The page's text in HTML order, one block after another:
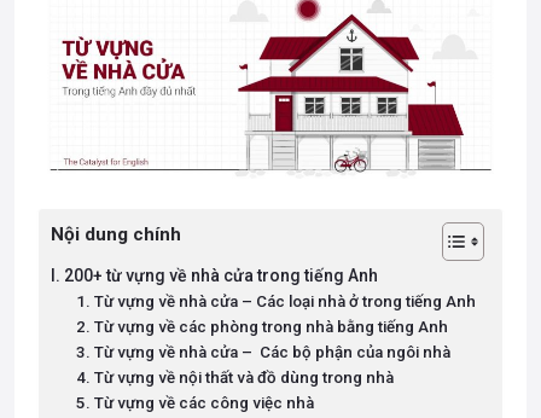
Nội dung chính
I. 200+ từ vựng về nhà cửa trong tiếng Anh
1. Từ vựng về nhà cửa – Các loại nhà ở trong tiếng Anh
2. Từ vựng về các phòng trong nhà bằng tiếng Anh
3. Từ vựng về nhà cửa – Các bộ phận của ngôi nhà
4. Từ vựng về nội thất và đồ dùng trong nhà
5. Từ vựng về các công việc nhà